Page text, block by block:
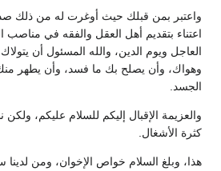
واعتبر بمن قبلك حيث أوغرت له من ذلك
اعتناء بتقديم أهل العقل والفقه في مناصب
العاجل ويوم الدين، والله المسئول أن
وهواك، وأن يصلح بك ما فسد، وأن يطهر
الجسد.
والعزيمة الإقبال إليكم للسلام عليكم،
كثرة الأشغال.
هذا، وبلغ السلام خواص الإخوان، ومن لدينا